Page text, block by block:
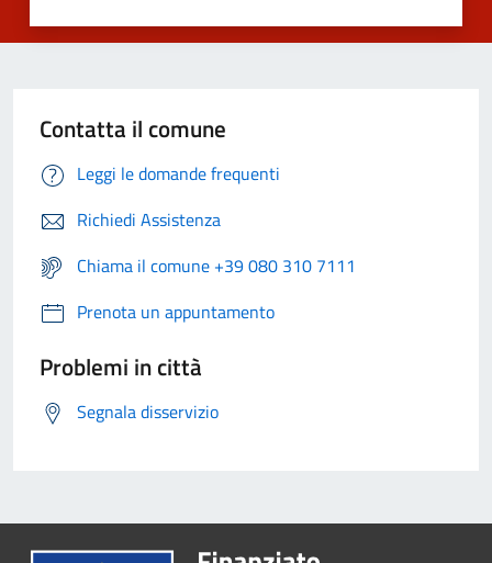
Contatta il comune
Leggi le domande frequenti
Richiedi Assistenza
Chiama il comune +39 080 310 7111
Prenota un appuntamento
Problemi in città
Segnala disservizio